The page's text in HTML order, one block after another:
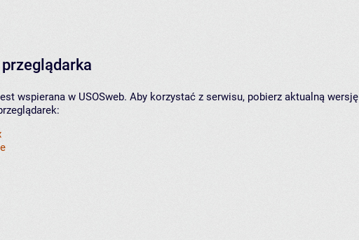
wspierana w USOSweb. Aby korzystać z serwisu, pobierz aktualną wersję